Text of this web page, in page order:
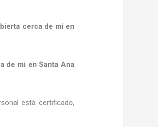
cerca de mi en
de mi en Santa Ana
está certificado,